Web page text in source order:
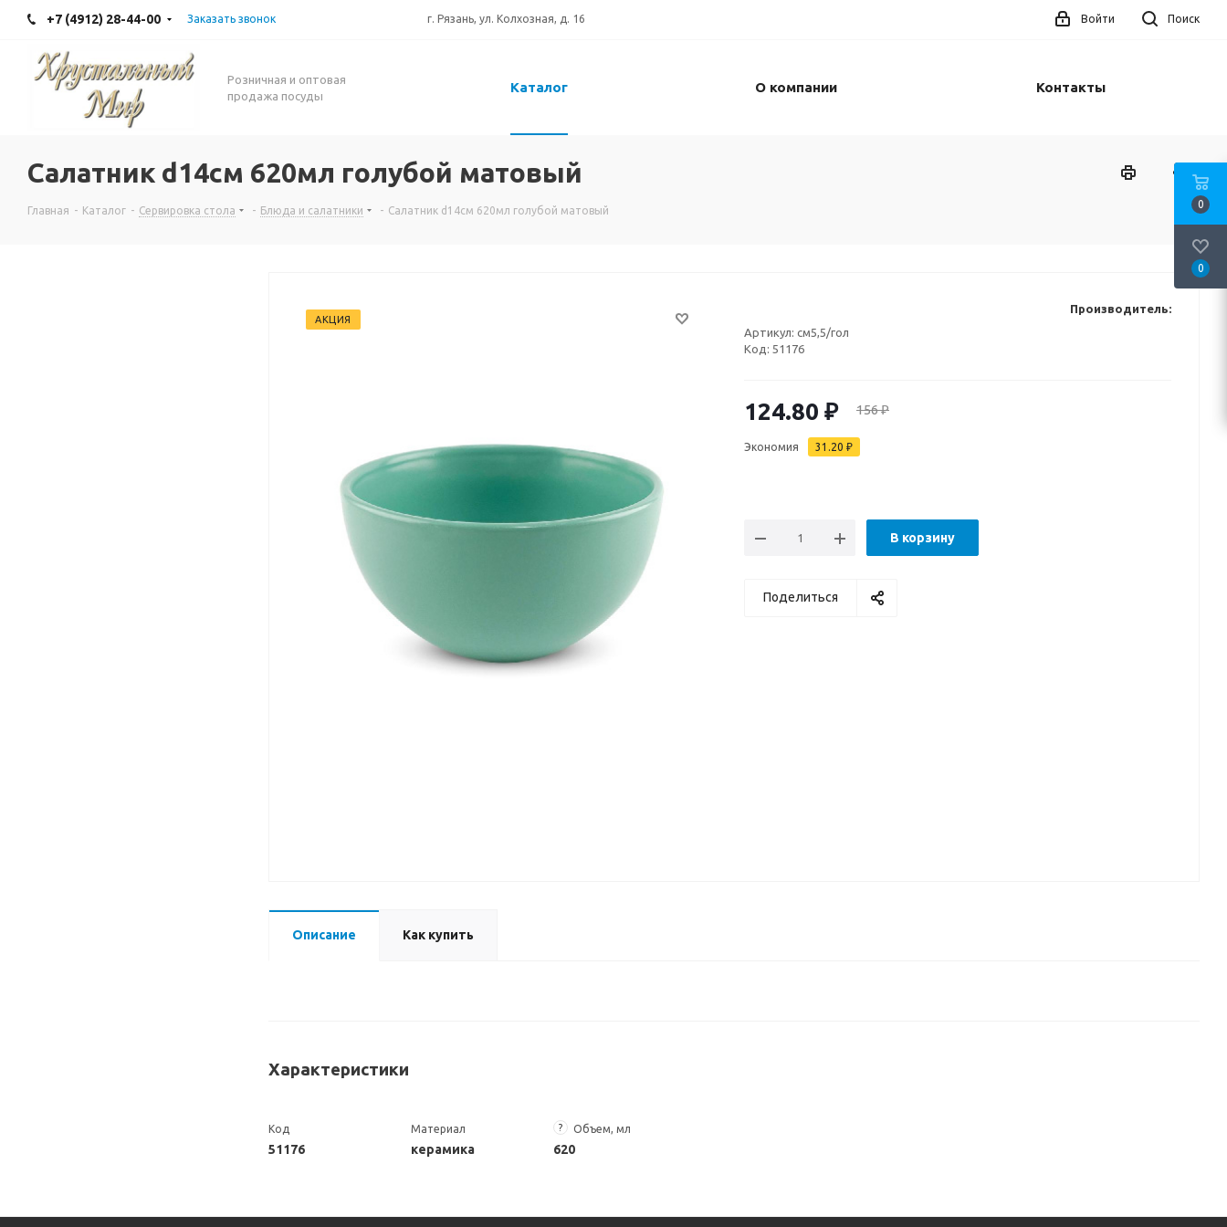
+7 (4912) 28-44-00 Заказать звонок г. Рязань, ул. Колхозная, д. 16 Поиск
Войти
Розничная и оптовая
продажа посуды
Каталог О компании Контакты
Салатник d14см 620мл голубой матовый
Главная - Каталог - Сервировка стола - Блюда и салатники - Салатник d14см 620мл голубой матовый
АКЦИЯ
Производитель:
Артикул: см5,5/гол
Код: 51176
124.80 ₽ 156₽
Экономия 31.20 ₽
В корзину
Поделиться
Описание Как купить
Характеристики
Код
51176
Материал
керамика
? Объем, мл
620
0
0